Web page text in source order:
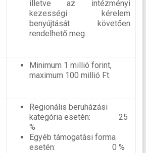
illetve az intézményi
kezességi kérelem
benyújtását követően
rendelhető meg.
Minimum 1 millió forint,
maximum 100 millió Ft.
Regionális beruházási
kategória esetén: 25
%
Egyéb támogatási forma
esetén: 0 %